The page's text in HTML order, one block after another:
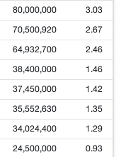
80,000,000 3.03
70,500,920 2.67
64,932,700 2.46
38,400,000 1.46
37,450,000 1.42
35,552,630 1.35
34,024,400 1.29
24,500,000 0.93